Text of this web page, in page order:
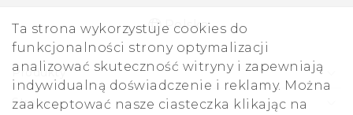
Ta strona wykorzystuje cookies do
funkcjonalności strony optymalizacji
analizować skuteczność witryny i zapewniają
indywidualną doświadczenie i reklamy. Można
zaakceptować nasze ciasteczka klikając na
Polska
Produkty
Smartfony
Strony